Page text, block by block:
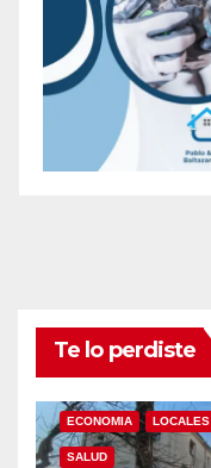
Te lo perdiste
ECONOMIA LOCALES
SALUD